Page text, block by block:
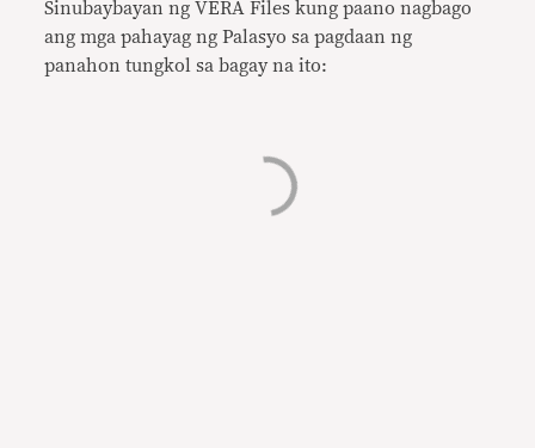
Sinubaybayan ng VERA Files kung paano nagbago
ang mga pahayag ng Palasyo sa pagdaan ng
panahon tungkol sa bagay na ito: